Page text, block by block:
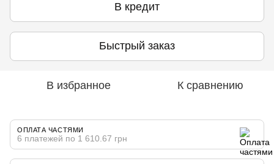
В кредит
Быстрый заказ
В избранное К сравнению
ОПЛАТА ЧАСТЯМИ
6 платежей по 1 610.67 грн